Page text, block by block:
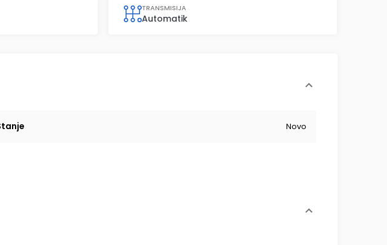
TRANSMISIJA
Automatik
Novo